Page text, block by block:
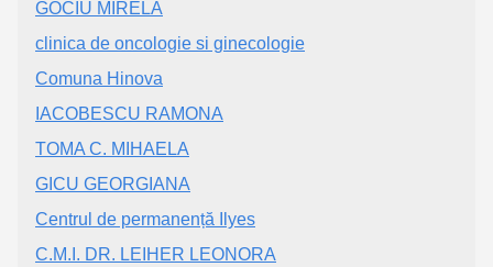
GOCIU MIRELA
clinica de oncologie si ginecologie
Comuna Hinova
IACOBESCU RAMONA
TOMA C. MIHAELA
GICU GEORGIANA
Centrul de permanență Ilyes
C.M.I. DR. LEIHER LEONORA